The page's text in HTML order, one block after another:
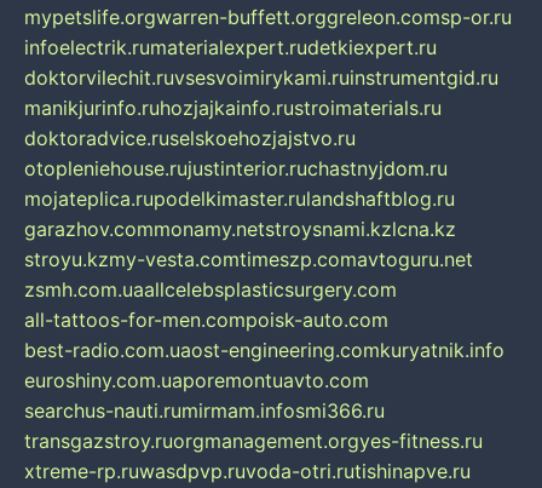
mypetslife.orgwarren-buffett.orggreleon.comsp-or.ru
infoelectrik.rumaterialexpert.rudetkiexpert.ru
doktorvilechit.ruvsesvoimirykami.ruinstrumentgid.ru
manikjurinfo.ruhozjajkainfo.rustroimaterials.ru
doktoradvice.ruselskoehozjajstvo.ru
otopleniehouse.rujustinterior.ruchastnyjdom.ru
mojateplica.rupodelkimaster.rulandshaftblog.ru
garazhov.commonamy.netstroysnami.kzlcna.kz
stroyu.kzmy-vesta.comtimeszp.comavtoguru.net
zsmh.com.uaallcelebsplasticsurgery.com
all-tattoos-for-men.compoisk-auto.com
best-radio.com.uaost-engineering.comkuryatnik.info
euroshiny.com.uaporemontuavto.com
searchus-nauti.rumirmam.infosmi366.ru
transgazstroy.ruorgmanagement.orgyes-fitness.ru
xtreme-rp.ruwasdpvp.ruvoda-otri.rutishinapve.ru